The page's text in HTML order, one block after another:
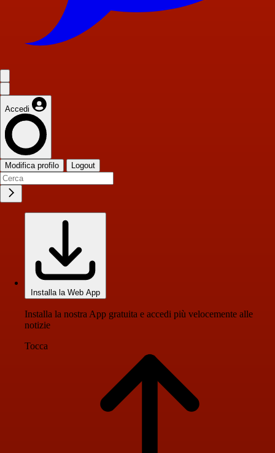
Accedi
Modifica profilo Logout
Installa la Web App
Installa la nostra App gratuita e accedi più velocemente alle
notizie
Tocca